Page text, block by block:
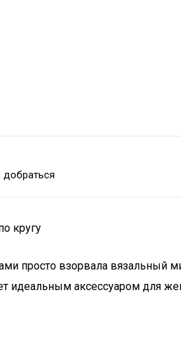
добраться
кругу
взорвала вязальный
идеальным аксессуаром для